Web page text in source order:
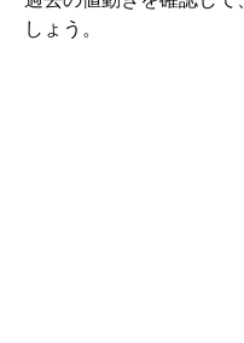
しょう。